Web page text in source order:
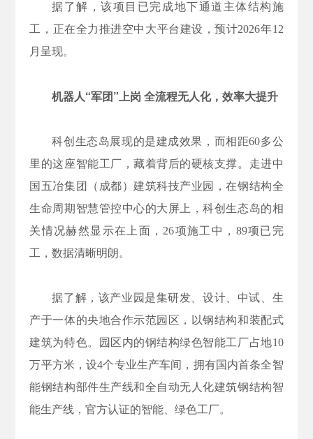
据了解，该项目已完成地下通道主体结构施
工，正在全力推进空中大平台建设，预计2026年12
月呈现。
机器人“军团”上岗全流程无人化，效率大提升
科创生态岛展现的是建成效果，而相距60多公
里的这座智能工厂，藏着背后的硬核支撑。走进中
国五冶集团（成都）建筑科技产业园，在钢结构全
生命周期智慧管控中心的大屏上，科创生态岛的相
关情况赫然显示在上面，26项施工中，89项已完
工，数据清晰明朗。
据了解，该产业园是集研发、设计、中试、生
产于一体的央地合作示范园区，以钢结构和装配式
建筑为特色。园区内的钢结构绿色智能工厂占地10
万平方米，设4个专业生产车间，拥有国内首条全智
能钢结构部件生产线和全自动无人化建筑钢结构智
能生产线，官方认证的智能、绿色工厂。